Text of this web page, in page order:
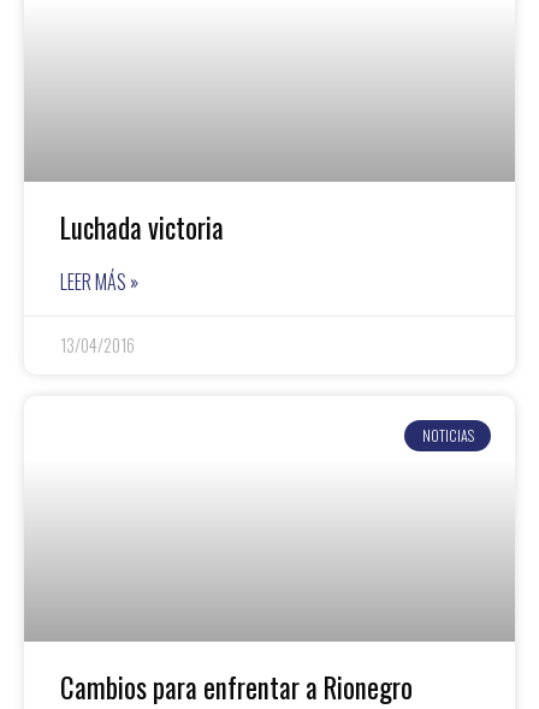
Luchada victoria
LEER MÁS »
13/04/2016
NOTICIAS
Cambios para enfrentar a Rionegro